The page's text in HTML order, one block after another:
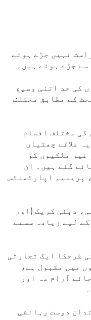
نہیں جڑے ہوئے
جڑے ہوئے ہیں۔
کی حد اتنی وسیع
کے مطابق مختلف
کی مختلف اقسام
علاقے چھٹیاں
غیر ملکیوں کو
گئے ہیں۔ ان
پریمیم اپارٹمنٹس
دبئی کریک (اور
لیے زیادہ سستے
طرحکا ایک تجارتی
میں مقبول ہے،
آرام دہ اور
دوست رہائشی